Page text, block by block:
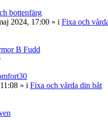
bottenfärg
2024, 17:00 » i Fixa och
B Fudd
» i Fixa och vårda din båt